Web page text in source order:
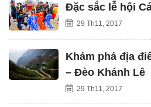
Đặc sắc lễ hội
29 Th11, 2017
Khám phá địa
– Đèo Khánh Lê
29 Th11, 2017